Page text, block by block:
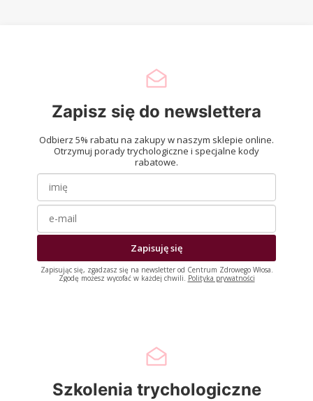
Zapisz się do newslettera
Odbierz 5% rabatu na zakupy w naszym sklepie online.
Otrzymuj porady trychologiczne i specjalne kody
rabatowe.
Zapisuję się
Zapisując się, zgadzasz się na newsletter od Centrum Zdrowego Włosa.
Zgodę możesz wycofać w każdej chwili. Polityka prywatności
Szkolenia trychologiczne